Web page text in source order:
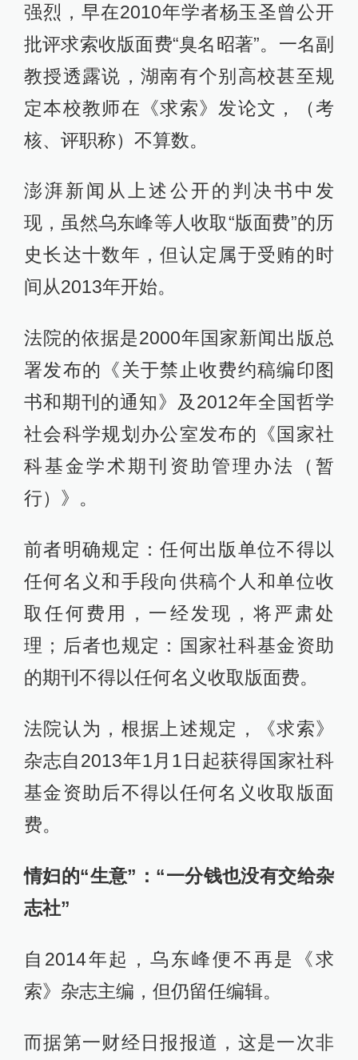
强烈，早在2010年学者杨玉圣曾公开
批评求索收版面费“臭名昭著”。一名副
教授透露说，湖南有个别高校甚至规
定本校教师在《求索》发论文，（考
核、评职称）不算数。
澎湃新闻从上述公开的判决书中发
现，虽然乌东峰等人收取“版面费”的历
史长达十数年，但认定属于受贿的时
间从2013年开始。
法院的依据是2000年国家新闻出版总
署发布的《关于禁止收费约稿编印图
书和期刊的通知》及2012年全国哲学
社会科学规划办公室发布的《国家社
科基金学术期刊资助管理办法（暂
行）》。
前者明确规定：任何出版单位不得以
任何名义和手段向供稿个人和单位收
取任何费用，一经发现，将严肃处
理；后者也规定：国家社科基金资助
的期刊不得以任何名义收取版面费。
法院认为，根据上述规定，《求索》
杂志自2013年1月1日起获得国家社科
基金资助后不得以任何名义收取版面
费。
情妇的“生意”：“一分钱也没有交给杂
志社”
自2014年起，乌东峰便不再是《求
索》杂志主编，但仍留任编辑。
而据第一财经日报报道，这是一次非